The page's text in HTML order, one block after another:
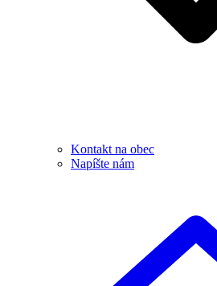
Kontakt na obec
Napíšte nám